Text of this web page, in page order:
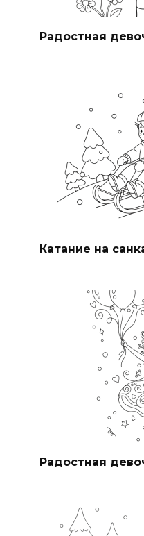
Радостная
Катание на
Радостная